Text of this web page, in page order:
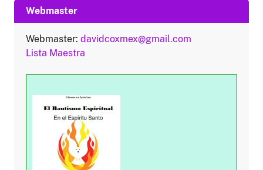
Webmaster
Webmaster: davidcoxmex@gmail.com
Lista Maestra